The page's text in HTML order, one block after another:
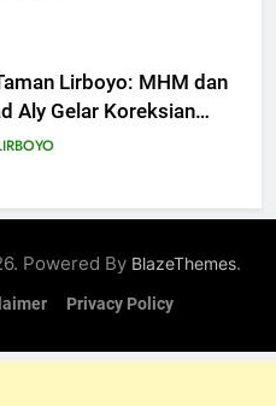
Ma’had Aly
Pentingnya
Ilmu Hadis Dalam
Bahas Metode
dalam
Powered By BlazeThemes.
Privacy Policy